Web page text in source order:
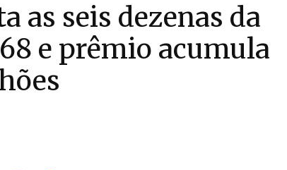
as seis dezenas da
e prêmio acumula